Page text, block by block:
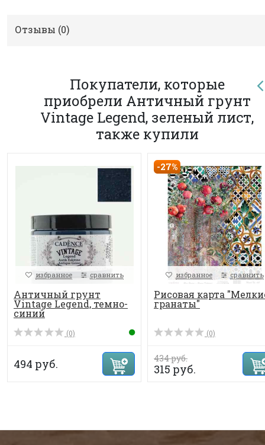
Отзывы (0)
Покупатели, которые
приобрели Античный грунт
Vintage Legend, зеленый лист,
также купили
избранное сравнить
Античный грунт
Vintage Legend, темно-
синий
(0)
494 руб.
-27%
избранное сравнить
Рисовая карта
гранаты"
(0)
434 руб.
315 руб.